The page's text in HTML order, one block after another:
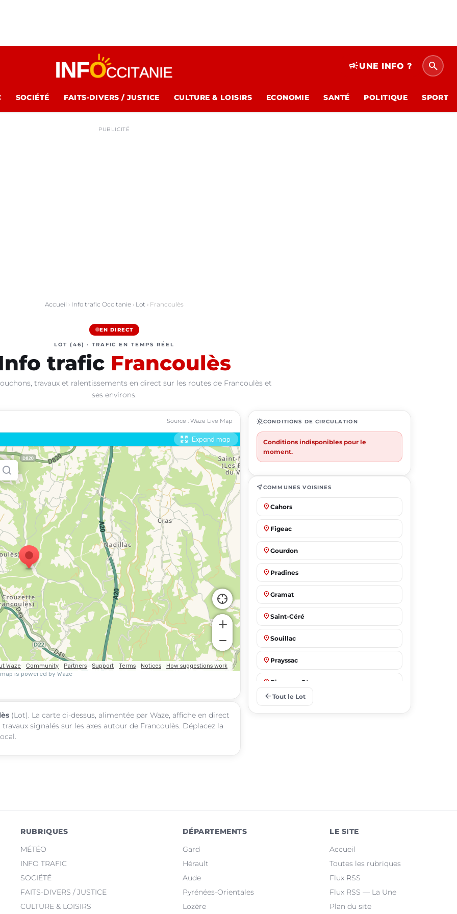
campaignUNE INFO ? search
SOCIÉTÉ FAITS-DIVERS / JUSTICE CULTURE & LOISIRS ECONOMIE SANTÉ POLITIQUE SPORT
PUBLICITÉ
Accueil › Info trafic Occitanie › Lot › Francoulès
EN DIRECT
LOT (46) · TRAFIC EN TEMPS RÉEL
trafic Francoulès
travaux et ralentissements en direct sur les routes de Francoulès et
ses environs.
Source : Waze Live Map
(Lot). La carte ci-dessus, alimentée par Waze, affiche en direct
signalés sur les axes autour de Francoulès. Déplacez la
routineCONDITIONS DE CIRCULATION
Conditions indisponibles pour le
moment.
near_meCOMMUNES VOISINES
place Cahors
place Figeac
place Gourdon
place Pradines
place Gramat
place Saint-Céré
place Souillac
place Prayssac
place Biars-sur-Cère
Le Vigan-en-Quercy
arrow_back Tout le Lot
RUBRIQUES
MÉTÉO
INFO TRAFIC
SOCIÉTÉ
FAITS-DIVERS / JUSTICE
CULTURE & LOISIRS
DÉPARTEMENTS
Gard
Hérault
Aude
Pyrénées-Orientales
Lozère
LE SITE
Accueil
Toutes les rubriques
Flux RSS
Flux RSS — La Une
Plan du site